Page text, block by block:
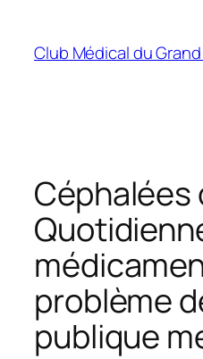
contenu
Club Médical du
problème
publique